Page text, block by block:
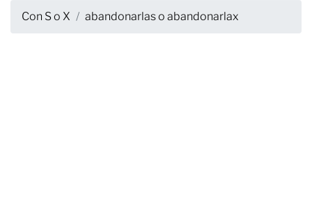
Con S o X abandonarlas o abandonarlax